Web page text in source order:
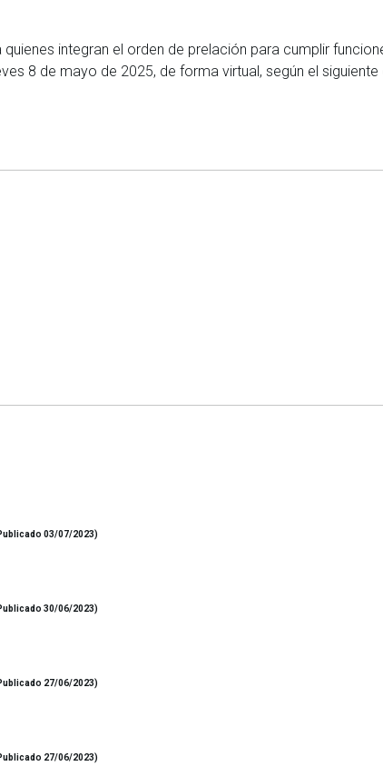
integran el orden de prelación para cumplir
8 de mayo de 2025, de forma virtual, según el
03/07/2023)
30/06/2023)
27/06/2023)
27/06/2023)